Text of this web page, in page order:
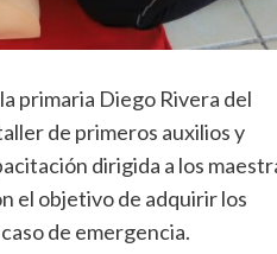
primaria Diego Rivera del
de primeros auxilios y
dirigida a los
el objetivo de adquirir los
de emergencia.